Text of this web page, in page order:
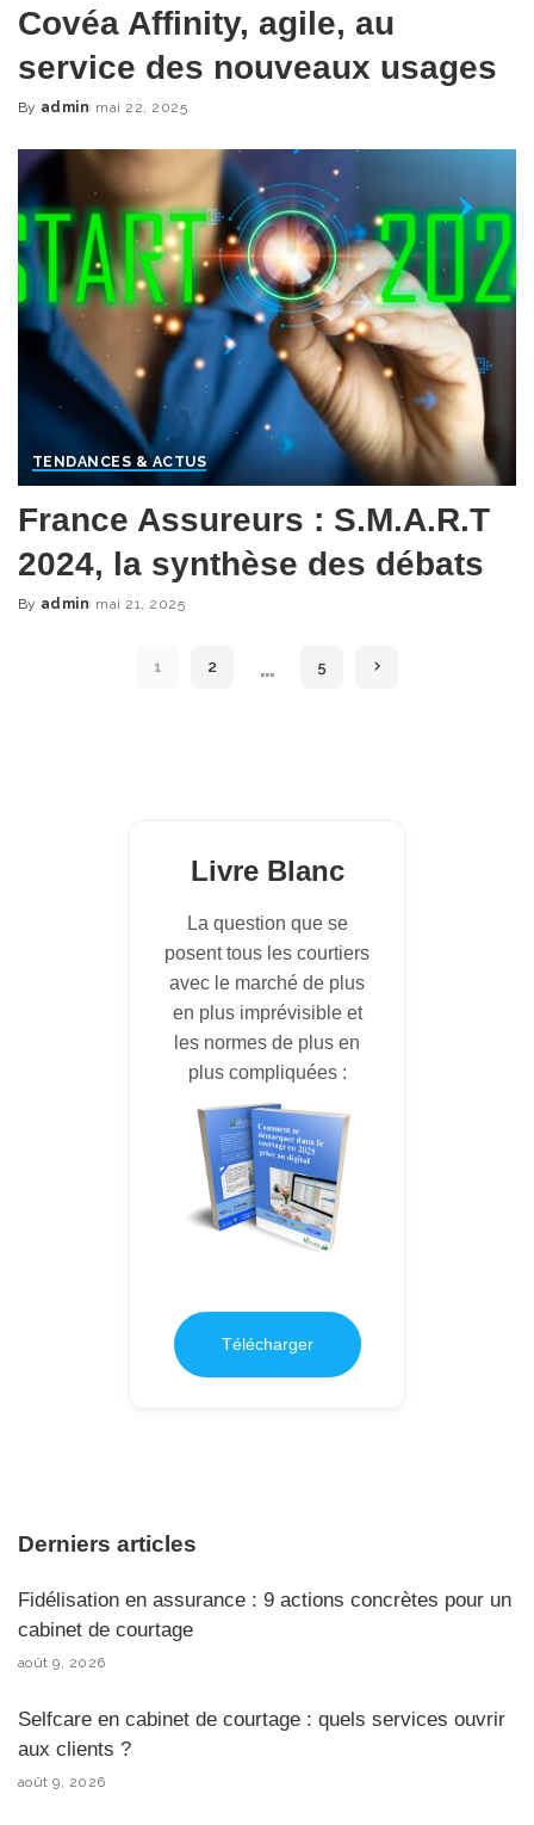
Covéa Affinity, agile, au
service des nouveaux usages
Posted
By admin mai 22, 2025
TENDANCES & ACTUS
France Assureurs : S.M.A.R.T
2024, la synthèse des débats
Posted
By admin mai 21, 2025
1 2 … 5
Livre Blanc
La question que se
posent tous les courtiers
avec le marché de plus
en plus imprévisible et
les normes de plus en
plus compliquées :
Télécharger
Derniers articles
Fidélisation en assurance : 9 actions concrètes pour un
cabinet de courtage
août 9, 2026
Selfcare en cabinet de courtage : quels services ouvrir
aux clients ?
août 9, 2026